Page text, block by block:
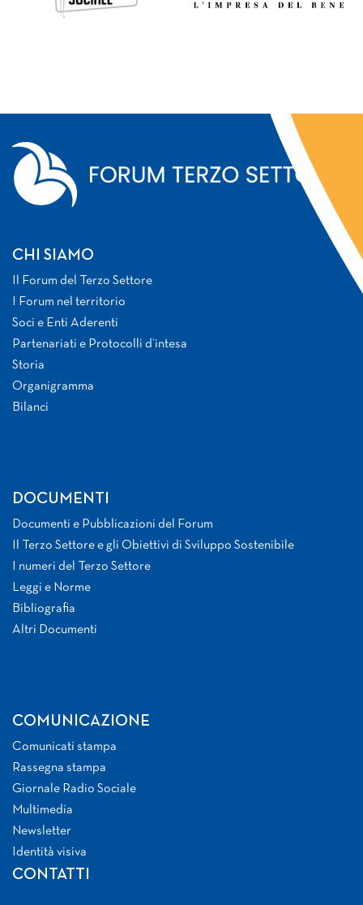
CHI SIAMO
Il Forum del Terzo Settore
I Forum nel territorio
Soci e Enti Aderenti
Partenariati e Protocolli d’intesa
Storia
Organigramma
Bilanci
DOCUMENTI
Documenti e Pubblicazioni del Forum
Il Terzo Settore e gli Obiettivi di Sviluppo Sostenibile
I numeri del Terzo Settore
Leggi e Norme
Bibliografia
Altri Documenti
COMUNICAZIONE
Comunicati stampa
Rassegna stampa
Giornale Radio Sociale
Multimedia
Newsletter
Identità visiva
CONTATTI